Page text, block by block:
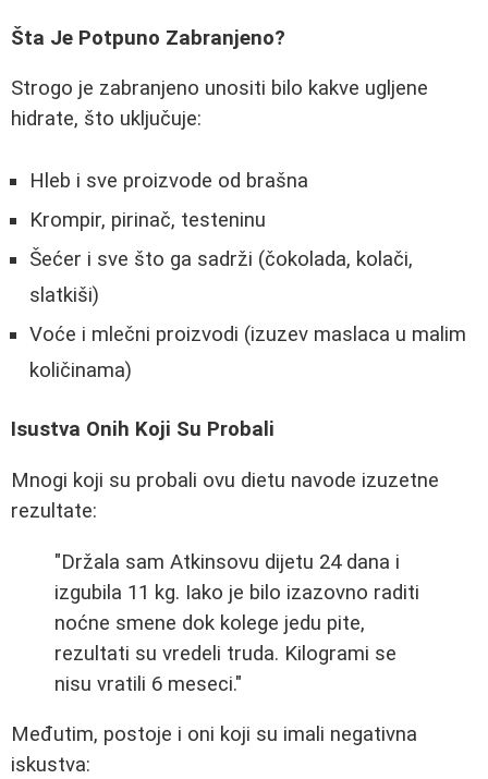
Šta Je Potpuno Zabranjeno?
Strogo je zabranjeno unositi bilo kakve ugljene
hidrate, što uključuje:
Hleb i sve proizvode od brašna
Krompir, pirinač, testeninu
Šećer i sve što ga sadrži (čokolada, kolači,
slatkiši)
Voće i mlečni proizvodi (izuzev maslaca u malim
količinama)
Isustva Onih Koji Su Probali
Mnogi koji su probali ovu dietu navode izuzetne
rezultate:
"Držala sam Atkinsovu dijetu 24 dana i
izgubila 11 kg. Iako je bilo izazovno raditi
noćne smene dok kolege jedu pite,
rezultati su vredeli truda. Kilogrami se
nisu vratili 6 meseci."
Međutim, postoje i oni koji su imali negativna
iskustva: